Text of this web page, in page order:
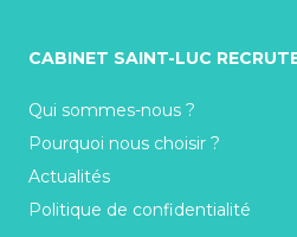
CABINET SAINT-LUC
Qui sommes-nous ?
Pourquoi nous choisir ?
Actualités
Politique de confidentialité